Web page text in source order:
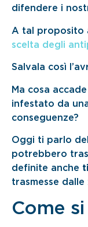
difendere i
A tal proposito
scelta degli
Salvala così
Ma cosa
infestato da
conseguenze?
Oggi ti parlo
potrebbero
definite anche
trasmesse dalle
Come